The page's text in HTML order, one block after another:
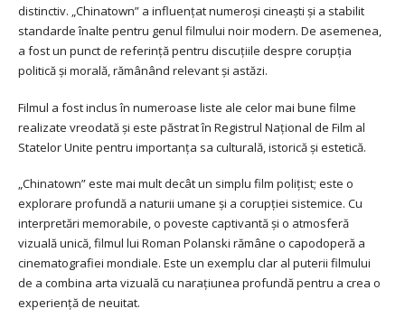
distinctiv. „Chinatown” a influențat numeroși cineaști și a stabilit
standarde înalte pentru genul filmului noir modern. De asemenea,
a fost un punct de referință pentru discuțiile despre corupția
politică și morală, rămânând relevant și astăzi.
Filmul a fost inclus în numeroase liste ale celor mai bune filme
realizate vreodată și este păstrat în Registrul Național de Film al
Statelor Unite pentru importanța sa culturală, istorică și estetică.
„Chinatown” este mai mult decât un simplu film polițist; este o
explorare profundă a naturii umane și a corupției sistemice. Cu
interpretări memorabile, o poveste captivantă și o atmosferă
vizuală unică, filmul lui Roman Polanski rămâne o capodoperă a
cinematografiei mondiale. Este un exemplu clar al puterii filmului
de a combina arta vizuală cu narațiunea profundă pentru a crea o
experiență de neuitat.